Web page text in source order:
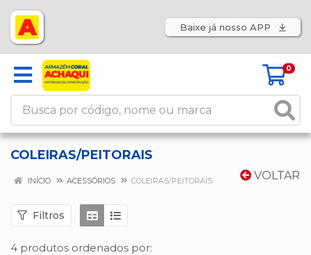
Baixe já nosso APP
0
COLEIRAS/PEITORAIS
VOLTAR
INÍCIO ACESSÓRIOS COLEIRAS/PEITORAIS
Filtros
4 produtos ordenados por: